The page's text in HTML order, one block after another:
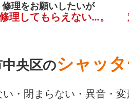
理をお願いしたいが
理してもらえない…。
央区のシャッ
・閉まらない・異音・